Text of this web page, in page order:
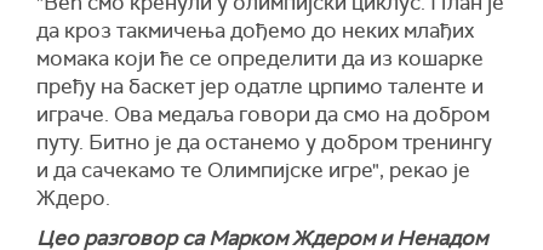
да кроз такмичења дођемо до неких млађих
момака који ће се определити да из кошарке
пређу на баскет јер одатле црпимо таленте и
играче. Ова медаља говори да смо на добром
путу. Битно је да останемо у добром тренингу
и да сачекамо те Олимпијске игре", рекао је
Ждеро.
Цео разговор са Марком Ждером и Ненадом